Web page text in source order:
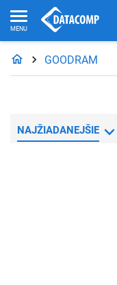
GOODRAM
NAJŽIADANEJŠIE